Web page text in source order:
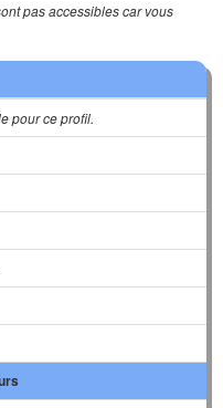
pas accessibles car vous
pour ce profil.